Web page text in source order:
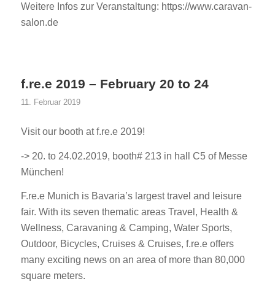
Weitere Infos zur Veranstaltung: https://www.caravan-
salon.de
f.re.e 2019 – February 20 to 24
11. Februar 2019
Visit our booth at f.re.e 2019!
-> 20. to 24.02.2019, booth# 213 in hall C5 of Messe
München!
F.re.e Munich is Bavaria’s largest travel and leisure
fair. With its seven thematic areas Travel, Health &
Wellness, Caravaning & Camping, Water Sports,
Outdoor, Bicycles, Cruises & Cruises, f.re.e offers
many exciting news on an area of more than 80,000
square meters.